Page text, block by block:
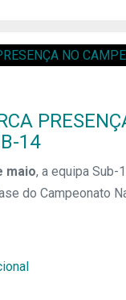
14
maio, a equipa Sub-
do Campeonato